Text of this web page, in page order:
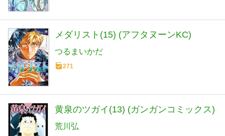
メダリスト(15) (アフタヌーンKC)
つるまいかだ
271
黄泉のツガイ(13) (ガンガンコミックス)
荒川弘